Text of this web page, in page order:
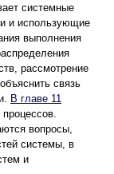
системные
и использующие
выполнения
рассмотрение
связь
В главе 11
вопросы,
системы, в
и